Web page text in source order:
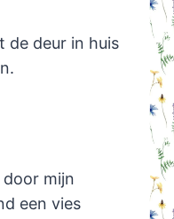
de deur in huis
mijn
een vies